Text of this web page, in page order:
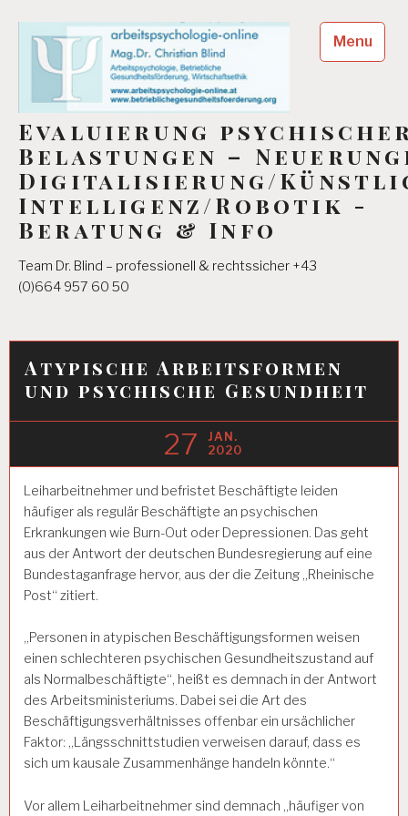
content
Evaluierung
Belastungen –
Digitalisierung/
Intelligenz/Robotik -
Beratung & Info
Team Dr. Blind – professionell & rechtssicher +43
(0)664 957 60 50
Menu
Atypische Arbeitsformen
und psychische Gesundheit
27
JAN.
2020
Leiharbeitnehmer und befristet Beschäftigte leiden
häufiger als regulär Beschäftigte an psychischen
Erkrankungen wie Burn-Out oder Depressionen. Das geht
aus der Antwort der deutschen Bundesregierung auf eine
Bundestaganfrage hervor, aus der die Zeitung „Rheinische
Post“ zitiert.
„Personen in atypischen Beschäftigungsformen weisen
einen schlechteren psychischen Gesundheitszustand auf
als Normalbeschäftigte“, heißt es demnach in der Antwort
des Arbeitsministeriums. Dabei sei die Art des
Beschäftigungsverhältnisses offenbar ein ursächlicher
Faktor: „Längsschnittstudien verweisen darauf, dass es
sich um kausale Zusammenhänge handeln könnte.“
Vor allem Leiharbeitnehmer sind demnach „häufiger von